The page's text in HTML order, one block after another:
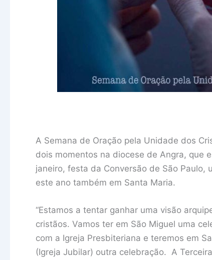
A Semana de Oração pela Unidade dos
dois momentos na diocese de Angra, que
janeiro, festa da Conversão de São Paulo,
este ano também em Santa Maria.
“Estamos a tentar ganhar uma visão
cristãos. Vamos ter em São Miguel uma
com a Igreja Presbiteriana e teremos em
(Igreja Jubilar) outra celebração. A